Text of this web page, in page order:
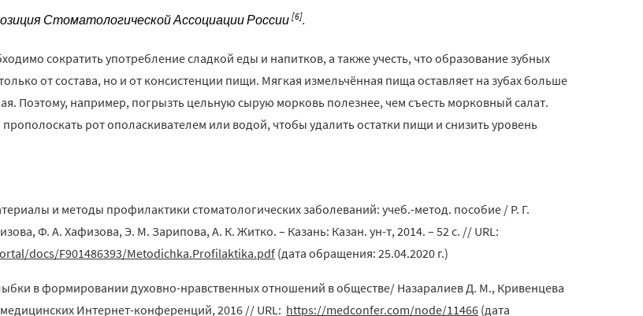
Стоматологической Ассоциации России [6].
сократить употребление сладкой еды и напитков, а также учесть, что образование зубных
от состава, но и от консистенции пищи. Мягкая измельчённая пища оставляет на зубах больше
Поэтому, например, погрызть цельную сырую морковь полезнее, чем съесть морковный салат.
прополоскать рот ополаскивателем или водой, чтобы удалить остатки пищи и снизить уровень
и методы профилактики стоматологических заболеваний: учеб.-метод. пособие / Р. Г.
Ф. А. Хафизова, Э. М. Зарипова, А. К. Житко. – Казань: Казан. ун-т, 2014. – 52 с. // URL:
docs/F901486393/Metodichka.Profilaktika.pdf (дата обращения: 25.04.2020 г.)
в формировании духовно-нравственных отношений в обществе/ Назаралиев Д. М., Кривенцева
медицинских Интернет-конференций, 2016 // URL: https://medconfer.com/node/11466 (дата